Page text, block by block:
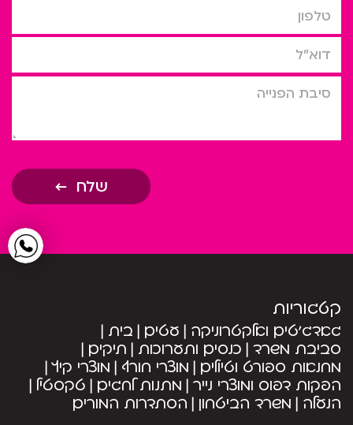
טלפון
דוא”ל
סיבת הפניה
שלח
קטגוריות
גאדג’טים ואלקטרוניקה עטים בית
סביבת משרד כנסים ותערוכות תיקים
מחנאות ספורט וטיולים מוצרי חורף מוצרי קיץ
הפקות דפוס ומוצרי נייר מתנות לחגים טקסטיל
הנעלה משרד הביטחון הסתדרות המורים